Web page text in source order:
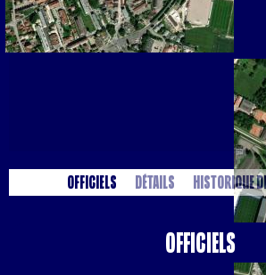
Officiels Détails Historique
Officiels